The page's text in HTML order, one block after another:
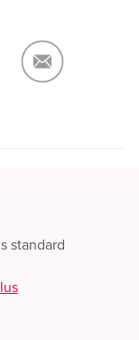
AJOUTER
standard